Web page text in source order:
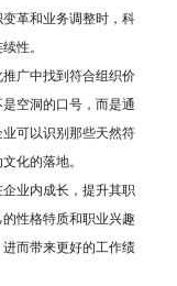
革和业务调整时，科
性。
推广中找到符合组织价
空洞的口号，而是通
可以识别那些天然符
化的落地。
企业内成长，提升其职
性格特质和职业兴趣
而带来更好的工作绩